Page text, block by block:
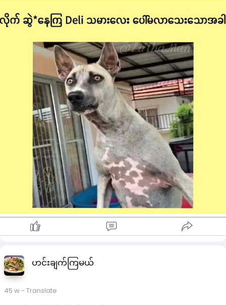
to owner
ဟင်းချက်ကြမယ်
45 w- Translate